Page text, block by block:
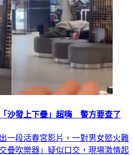
沙發上下疊」超嗨 警方要查了
一段活春宮影片，一對男女慾火難
疊吹樂器」疑似口交，現場激情起